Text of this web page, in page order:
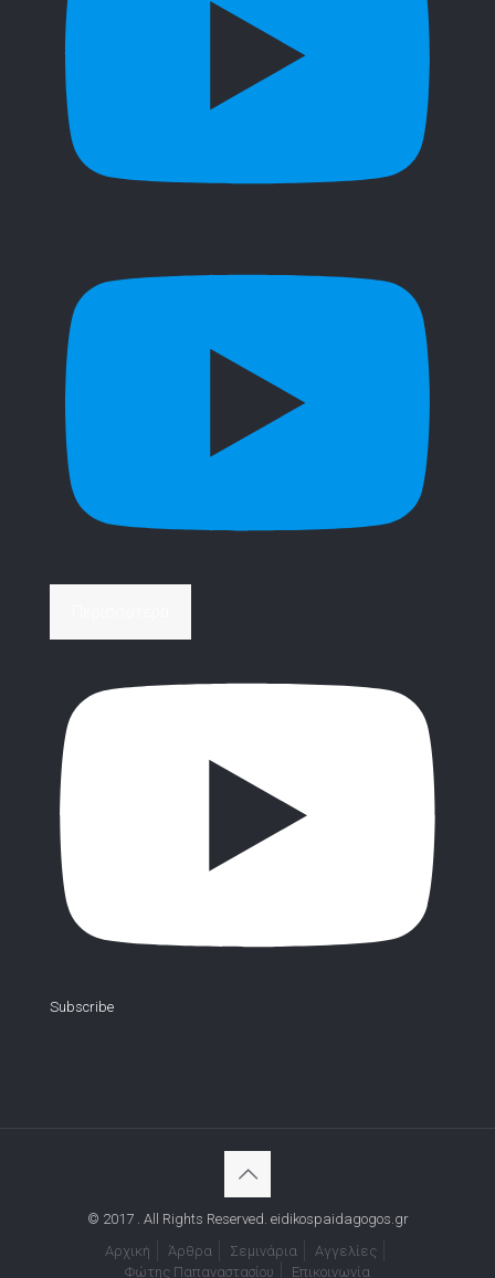
Subscribe
© 2017 . All Rights Reserved. eidikospaidagogos.gr
Αρχική
Άρθρα Σεμινάρια
Αγγελίες
Φώτης Παπαναστασίου
Επικοινωνία